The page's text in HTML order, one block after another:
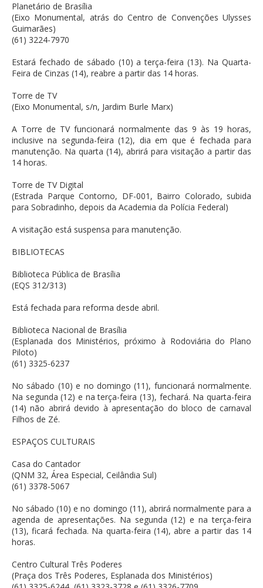
Planetário de Brasília
(Eixo Monumental, atrás do Centro de Convenções Ulysses
Guimarães)
(61) 3224-7970
Estará fechado de sábado (10) a terça-feira (13). Na Quarta-
Feira de Cinzas (14), reabre a partir das 14 horas.
Torre de TV
(Eixo Monumental, s/n, Jardim Burle Marx)
A Torre de TV funcionará normalmente das 9 às 19 horas,
inclusive na segunda-feira (12), dia em que é fechada para
manutenção. Na quarta (14), abrirá para visitação a partir das
14 horas.
Torre de TV Digital
(Estrada Parque Contorno, DF-001, Bairro Colorado, subida
para Sobradinho, depois da Academia da Polícia Federal)
A visitação está suspensa para manutenção.
BIBLIOTECAS
Biblioteca Pública de Brasília
(EQS 312/313)
Está fechada para reforma desde abril.
Biblioteca Nacional de Brasília
(Esplanada dos Ministérios, próximo à Rodoviária do Plano
Piloto)
(61) 3325-6237
No sábado (10) e no domingo (11), funcionará normalmente.
Na segunda (12) e na terça-feira (13), fechará. Na quarta-feira
(14) não abrirá devido à apresentação do bloco de carnaval
Filhos de Zé.
ESPAÇOS CULTURAIS
Casa do Cantador
(QNM 32, Área Especial, Ceilândia Sul)
(61) 3378-5067
No sábado (10) e no domingo (11), abrirá normalmente para a
agenda de apresentações. Na segunda (12) e na terça-feira
(13), ficará fechada. Na quarta-feira (14), abre a partir das 14
horas.
Centro Cultural Três Poderes
(Praça dos Três Poderes, Esplanada dos Ministérios)